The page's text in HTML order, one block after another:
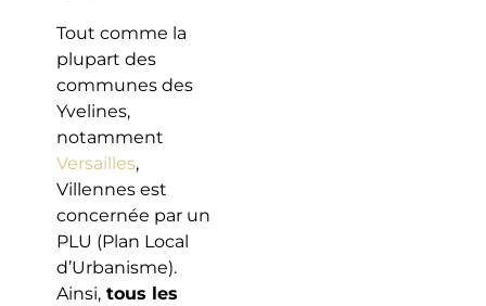
Tout comme la
plupart des
communes des
Yvelines,
notamment
Versailles,
Villennes est
concernée par un
PLU (Plan Local
d’Urbanisme).
Ainsi,tous les